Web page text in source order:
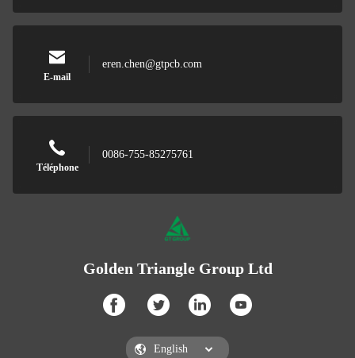
E-mail
eren.chen@gtpcb.com
Téléphone
0086-755-85275761
Golden Triangle Group Ltd